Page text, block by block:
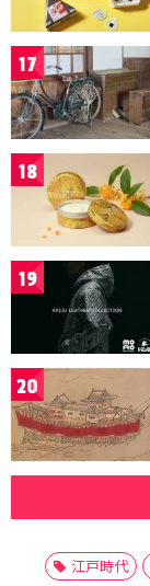
17
18
19
20
江戸時代